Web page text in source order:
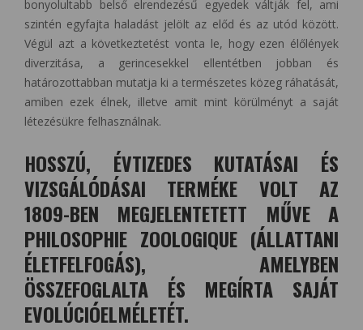
bonyolultabb belső elrendezésű egyedek váltják fel, ami
szintén egyfajta haladást jelölt az előd és az utód között.
Végül azt a következtetést vonta le, hogy ezen élőlények
diverzitása, a gerincesekkel ellentétben jobban és
határozottabban mutatja ki a természetes közeg ráhatását,
amiben ezek élnek, illetve amit mint körülményt a saját
létezésükre felhasználnak.
HOSSZÚ, ÉVTIZEDES KUTATÁSAI ÉS
VIZSGÁLÓDÁSAI TERMÉKE VOLT AZ
1809-BEN MEGJELENTETETT MŰVE A
PHILOSOPHIE ZOOLOGIQUE (ÁLLATTANI
ÉLETFELFOGÁS), AMELYBEN
ÖSSZEFOGLALTA ÉS MEGÍRTA SAJÁT
EVOLÚCIÓELMÉLETÉT.